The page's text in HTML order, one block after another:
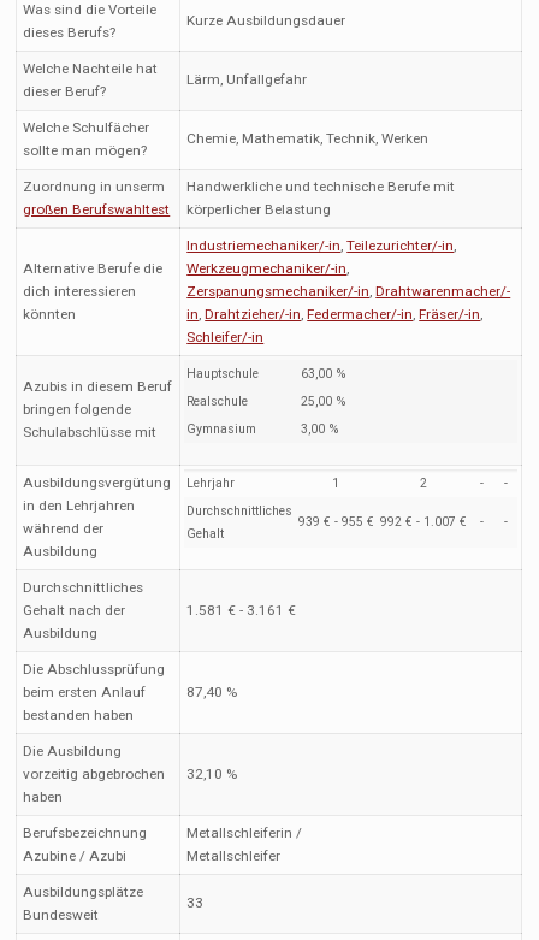
Was sind die Vorteile
dieses Berufs?
Kurze Ausbildungsdauer
Welche Nachteile hat
dieser Beruf?
Lärm, Unfallgefahr
Welche Schulfächer
sollte man mögen?
Chemie, Mathematik, Technik, Werken
Zuordnung in unserm
großen Berufswahltest
Handwerkliche und technische Berufe mit
körperlicher Belastung
Alternative Berufe die
dich interessieren
könnten
Industriemechaniker/-in,Teilezurichter/-in,
Werkzeugmechaniker/-in,
Zerspanungsmechaniker/-in,Drahtwarenmacher/-
in,Drahtzieher/-in,Federmacher/-in,Fräser/-in,
Schleifer/-in
Azubis in diesem Beruf
bringen folgende
Schulabschlüsse mit
Hauptschule
63,00 %
Realschule
25,00 %
Gymnasium
3,00 %
Ausbildungsvergütung
in den Lehrjahren
während der
Ausbildung
Lehrjahr 1 2 -
-
Durchschnittliches
Gehalt
939 € - 955 € 992 € - 1.007 € - -
Durchschnittliches
Gehalt nach der
Ausbildung
1.581 € - 3.161 €
Die Abschlussprüfung
beim ersten Anlauf
bestanden haben
87,40 %
Die Ausbildung
vorzeitig abgebrochen
haben
32,10 %
Berufsbezeichnung
Azubine / Azubi
Metallschleiferin /
Metallschleifer
Ausbildungsplätze
Bundesweit
33